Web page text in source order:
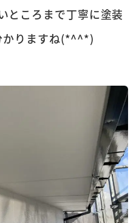
ところまで丁寧に塗装
かりますね(*^^*)